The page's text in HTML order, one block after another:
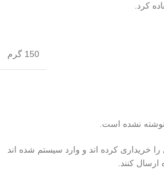
کرد.
150 گرم
نشده است.
خریداری کرده اند و وارد سیستم شده اند
ارسال کنند.